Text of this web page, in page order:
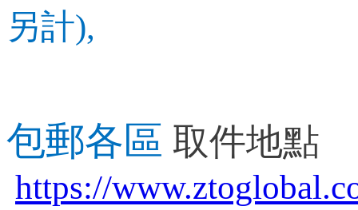
另計),
包郵各區 取件地點
https://